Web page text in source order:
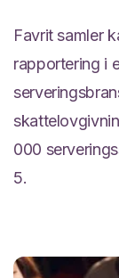
Favrit samler
rapportering i
000
5.